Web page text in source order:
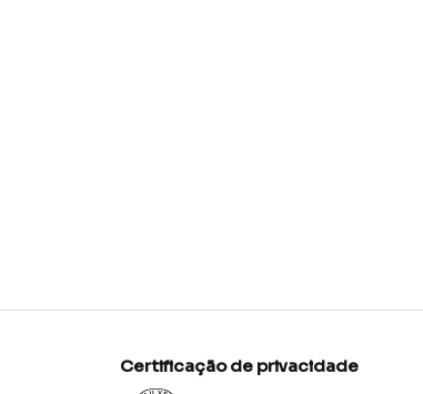
Certificação de privacidade